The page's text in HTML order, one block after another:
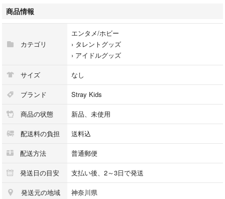
ストレイキッズ トレカ ランダム ラントレ バンチャン リノ チャンビ
ン ヒョンジン ハン フィリックス スンミン アイエン Bang Chan Lee Kno
ップアップストア ポプアプ ラキドロ Luckydraw K-POP wolfchan ウルプ
チャン ウルフチャン Leebit リービット DWAEKKI トゥエッキ トェッ
キ トエッキ Jiniret ジニレット HANQUOKKA ハンクォッカ ハンクウォッ
カ ハンクオッカBbokAri ポガリ PuppyM パピーム パピムFoxl.Ny フォク
シニー 会場限定 STAY ZONE JYP 公式 JYPJAPAN ソニーミュージッ
ク ソニミュ 公式通販 HMV タワレコ ラッキードロー シール タワレコ Ia
mYou IamWho YellowWood MIROH Levanter GO生 GOLIFE IN生 INLIF
E SKZOO ズートピア NOEASY ソリクン ChristmasEvel oddinary noeas
y the sound MAXIDENT DO IT リスパ ヨントン Aladdin SOUNDWAV
E MUSICPLANT GIANT Hollow MAKESTAR MUSICKOREA STARRIVE
R FANS VR 映画 入場特典 めじるしアクセサリー リング 指輪 団扇 バッ
E ペンライト ペンラカバー キンパ ソウルコン アクスタ アクリルスタン
ド 스트레이 키즈 メンバーシップ メンシプ ファンクラブ キーリング 特
典 メンシプキット GENERATION MENBERSHIP KIT ポーチ ステッカー
商品情報
カテゴリ
エンタメ/ホビー
› タレントグッズ
› アイドルグッズ
サイズ なし
ブランド Stray Kids
商品の状態 新品、未使用
配送料の負担 送料込
配送方法 普通郵便
発送日の目安 支払い後、2～3日で発送
発送元の地域 神奈川県